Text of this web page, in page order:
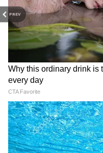
PREV
ये भी पढ़ें-फिटनेस
कौर की डाइट में सबसे
महिला क्रिकेट टीम में
RECOMMENDED